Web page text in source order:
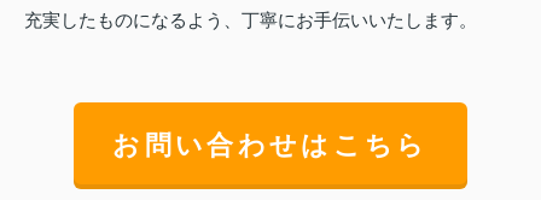
充実したものになるよう、丁寧にお手伝いいたします。
お問い合わせはこちら